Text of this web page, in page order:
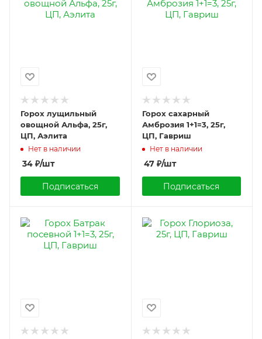
Горох лущильный
овощной Альфа, 25г,
ЦП, Аэлита
Нет в наличии
34 ₽/шт
Подписаться
Горох сахарный
Амброзия 1+1=3, 25г,
ЦП, Гавриш
Нет в наличии
47₽/шт
Подписаться